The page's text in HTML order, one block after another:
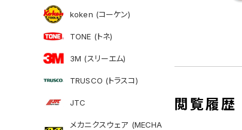
koken (コーケン)
TONE (トネ)
3M (スリーエム)
TRUSCO (トラスコ)
JTC
メカニクスウェア (MECHA
閲覧履歴